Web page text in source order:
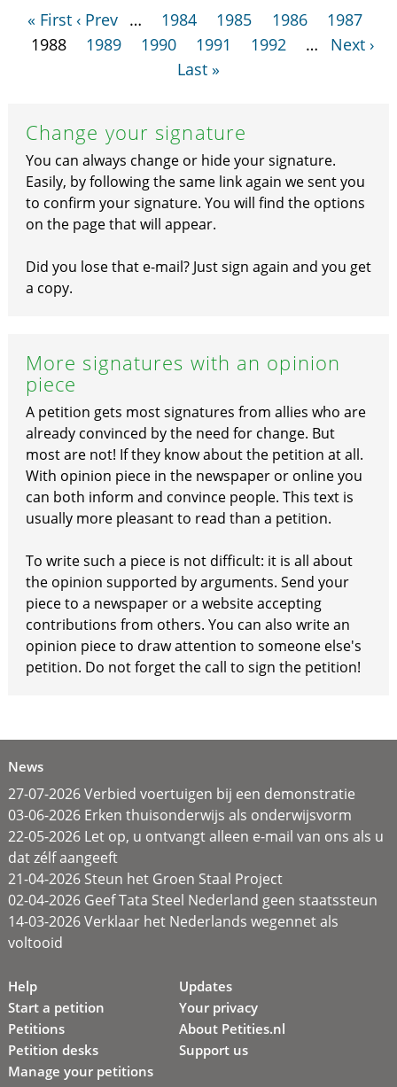
« First ‹ Prev … 1984 1985 1986
1987
1988
1989 1990 1991 1992 …
Next ›
Last »
Change your signature
You can always change or hide your signature.
Easily, by following the same link again we sent you
to confirm your signature. You will find the options
on the page that will appear.
Did you lose that e-mail? Just sign again and you get
a copy.
More signatures with an opinion
piece
A petition gets most signatures from allies who are
already convinced by the need for change. But
most are not! If they know about the petition at all.
With opinion piece in the newspaper or online you
can both inform and convince people. This text is
usually more pleasant to read than a petition.
To write such a piece is not difficult: it is all about
the opinion supported by arguments. Send your
piece to a newspaper or a website accepting
contributions from others. You can also write an
opinion piece to draw attention to someone else's
petition. Do not forget the call to sign the petition!
News
27-07-2026 Verbied voertuigen bij een demonstratie
03-06-2026 Erken thuisonderwijs als onderwijsvorm
22-05-2026 Let op, u ontvangt alleen e-mail van ons als u
dat zélf aangeeft
21-04-2026 Steun het Groen Staal Project
02-04-2026 Geef Tata Steel Nederland geen staatssteun
14-03-2026 Verklaar het Nederlands wegennet als
voltooid
Help
Start a petition
Petitions
Petition desks
Manage your petitions
Updates
Your privacy
About Petities.nl
Support us